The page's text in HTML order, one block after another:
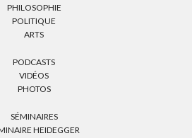
PHILOSOPHIE
POLITIQUE
ARTS
PODCASTS
VIDÉOS
PHOTOS
SÉMINAIRES
HEIDEGGER